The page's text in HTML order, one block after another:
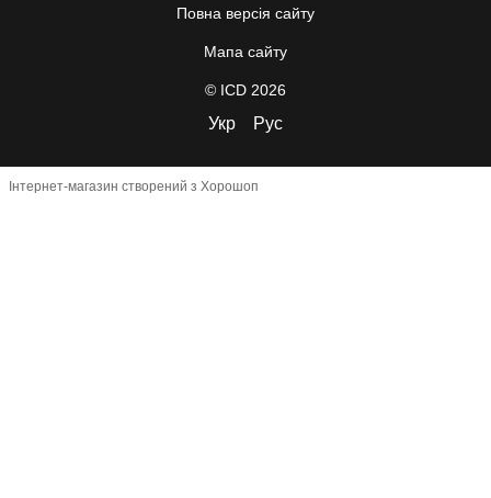
Повна версія сайту
Мапа сайту
© ICD 2026
Укр Рус
Інтернет-магазин створений з Хорошоп